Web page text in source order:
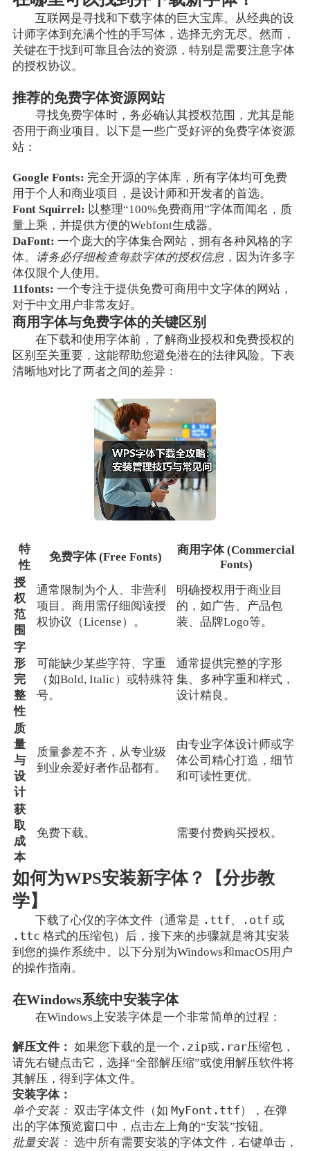
互联网是寻找和下载字体的巨大宝库。从经典的设
计师字体到充满个性的手写体，选择无穷无尽。然而，
关键在于找到可靠且合法的资源，特别是需要注意字体
的授权协议。
推荐的免费字体资源网站
寻找免费字体时，务必确认其授权范围，尤其是能
否用于商业项目。以下是一些广受好评的免费字体资源
站：
Google Fonts: 完全开源的字体库，所有字体均可免费
用于个人和商业项目，是设计师和开发者的首选。
Font Squirrel: 以整理“100%免费商用”字体而闻名，质
量上乘，并提供方便的Webfont生成器。
DaFont: 一个庞大的字体集合网站，拥有各种风格的字
体。
请务必仔细检查每款字体的授权信息，因为许多字
体仅限个人使用。
11fonts: 一个专注于提供免费可商用中文字体的网站，
对于中文用户非常友好。
商用字体与免费字体的关键区别
在下载和使用字体前，了解商业授权和免费授权的
区别至关重要，这能帮助您避免潜在的法律风险。下表
清晰地对比了两者之间的差异：
特
性
免费字体 (Free Fonts)
商用字体 (Commercial
Fonts)
授
权
范
围
通常限制为个人、非营利
项目。商用需仔细阅读授
权协议（License）。
明确授权用于商业目
的，如广告、产品包
装、品牌Logo等。
字
形
完
整
性
可能缺少某些字符、字重
（如Bold, Italic）或特殊符
号。
通常提供完整的字形
集、多种字重和样式，
设计精良。
质
量
与
设
计
质量参差不齐，从专业级
到业余爱好者作品都有。
由专业字体设计师或字
体公司精心打造，细节
和可读性更优。
获
取
成
本
免费下载。 需要付费购买授权。
如何为WPS安装新字体？【分步教
学】
下载了心仪的字体文件（通常是 .ttf、 .otf 或
.ttc 格式的压缩包）后，接下来的步骤就是将其安装
到您的操作系统中。以下分别为Windows和macOS用户
的操作指南。
在Windows系统中安装字体
在Windows上安装字体是一个非常简单的过程：
解压文件： 如果您下载的是一个 .zip或.rar压缩包，
请先右键点击它，选择“全部解压缩”或使用解压软件将
其解压，得到字体文件。
安装字体：
单个安装： 双击字体文件（如 MyFont.ttf），在弹
出的字体预览窗口中，点击左上角的“安装”按钮。
批量安装： 选中所有需要安装的字体文件，右键单击，